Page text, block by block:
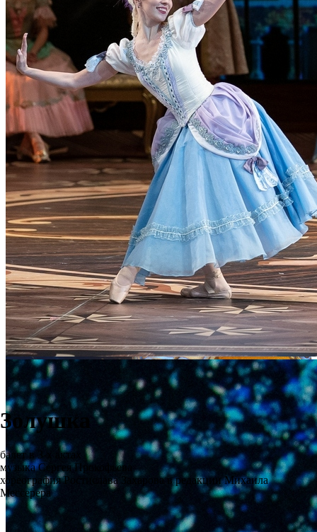
Золушка
балет в 3-х актах
музыка Сергея Прокофьева
хореография Ростислава Захарова в редакции Михаила
Мессерера